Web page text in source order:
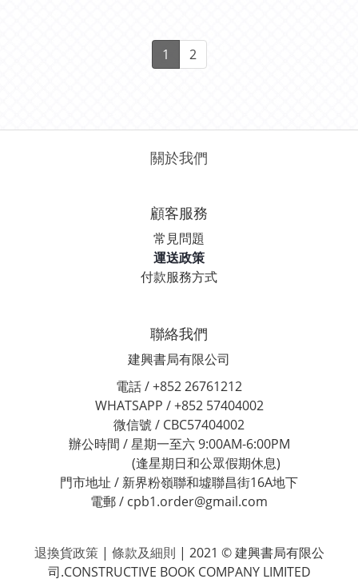
1 2
關於我們
顧客服務
常見問題
運送政策
付款服務方式
聯絡我們
建興書局有限公司
電話 / +852 26761212
WHATSAPP / +852 57404002
微信號 / CBC57404002
辦公時間 / 星期一至六 9:00AM-6:00PM
(逢星期日和公眾假期休息)
門市地址 / 新界粉嶺聯和墟聯昌街16A地下
電郵 / cpb1.order@gmail.com
退換貨政策| 條款及細則 | 2021 © 建興書局有限公
司.CONSTRUCTIVE BOOK COMPANY LIMITED